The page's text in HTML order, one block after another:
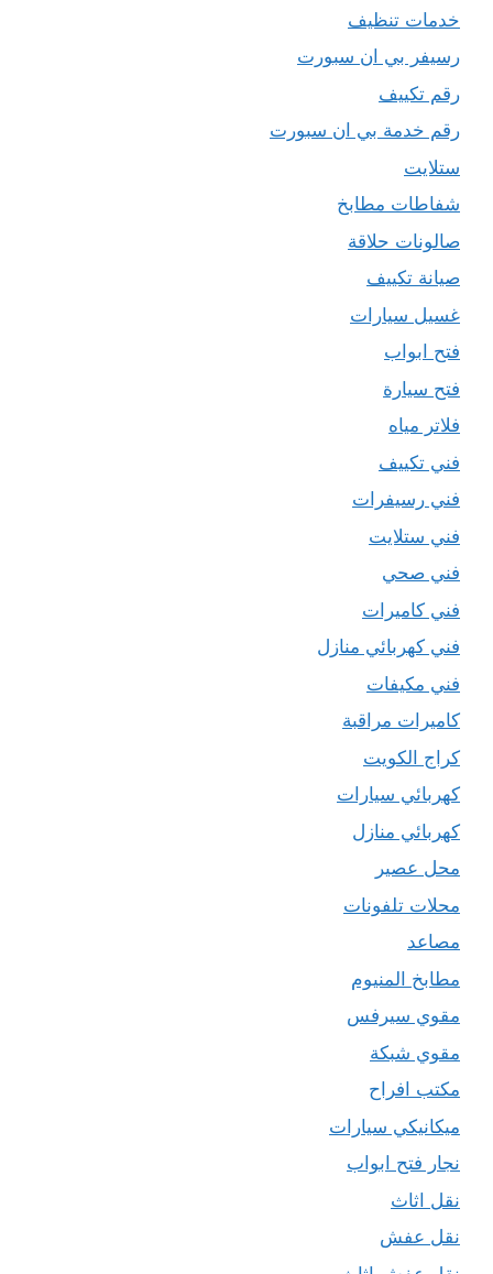
خدمات تنظيف
رسيفر بي ان سبورت
رقم تكييف
رقم خدمة بي ان سبورت
ستلايت
شفاطات مطابخ
صالونات حلاقة
صيانة تكييف
غسيل سيارات
فتح ابواب
فتح سيارة
فلاتر مياه
فني تكييف
فني رسيفرات
فني ستلايت
فني صحي
فني كاميرات
فني كهربائي منازل
فني مكيفات
كاميرات مراقبة
كراج الكويت
كهربائي سيارات
كهربائي منازل
محل عصير
محلات تلفونات
مصاعد
مطابخ المنيوم
مقوي سيرفس
مقوي شبكة
مكتب افراح
ميكانيكي سيارات
نجار فتح ابواب
نقل اثاث
نقل عفش